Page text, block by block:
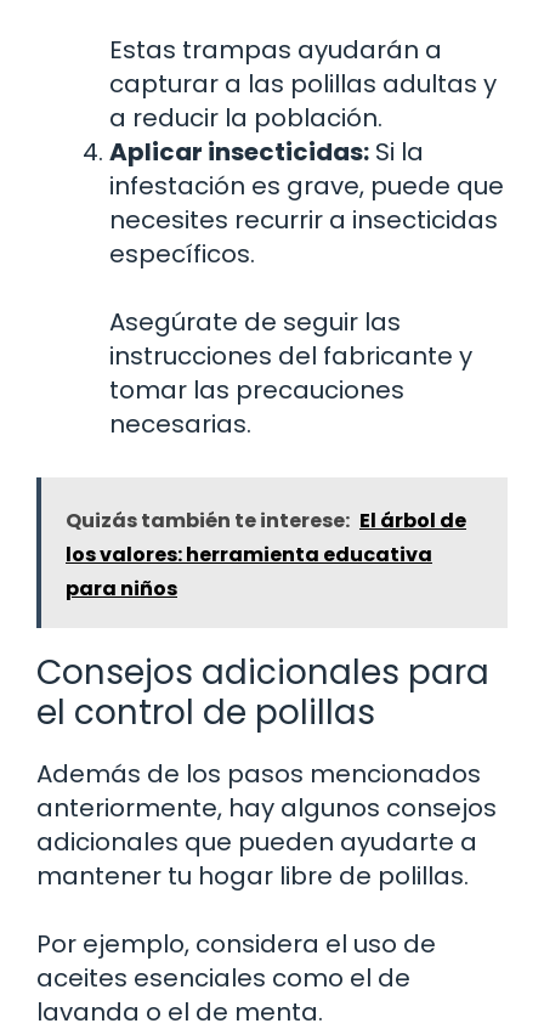
Estas trampas ayudarán a
capturar a las polillas adultas y
a reducir la población.
Aplicar insecticidas: Si la
infestación es grave, puede que
necesites recurrir a insecticidas
específicos.
Asegúrate de seguir las
instrucciones del fabricante y
tomar las precauciones
necesarias.
Quizás también te interese: El árbol de
los valores: herramienta educativa
para niños
Consejos adicionales para
el control de polillas
Además de los pasos mencionados
anteriormente, hay algunos consejos
adicionales que pueden ayudarte a
mantener tu hogar libre de polillas.
Por ejemplo, considera el uso de
aceites esenciales como el de
lavanda o el de menta.